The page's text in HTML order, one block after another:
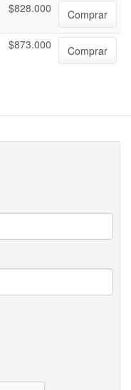
$828.000 Comprar
$873.000 Comprar